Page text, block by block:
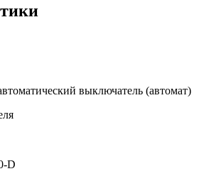
выключатель (автомат)
D